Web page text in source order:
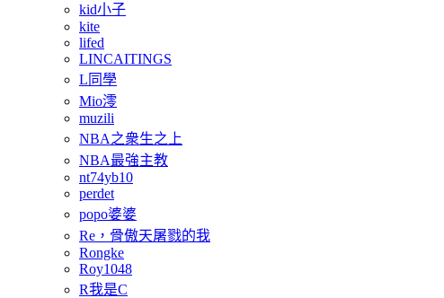
kid小子
kite
lifed
LINCAITINGS
L同學
Mio澪
muzili
NBA之衆生之上
NBA最強主教
nt74yb10
perdet
popo婆婆
Re，骨傲天屠戮的我
Rongke
Roy1048
R我是C